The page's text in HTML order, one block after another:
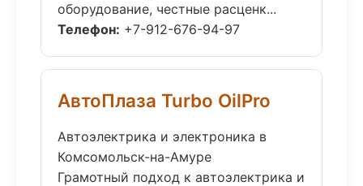
оборудование, честные расценк...
Телефон: +7-912-676-94-97
АвтоПлаза Turbo OilPro
Автоэлектрика и электроника в
Комсомольск-на-Амуре
Грамотный подход к автоэлектрика и